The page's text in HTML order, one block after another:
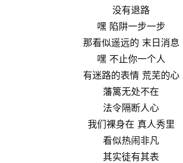
没有退路
嘿 陷阱一步一步
那看似遥远的 末日消息
嘿 不止你一个人
有迷路的表情 荒芜的心
藩篱无处不在
法令隔断人心
我们裸身在 真人秀里
看似热闹非凡
其实徒有其表